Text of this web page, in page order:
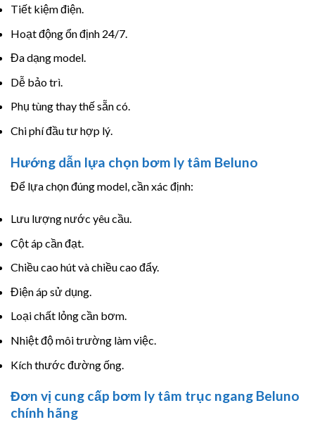
Tiết kiệm điện.
Hoạt động ổn định 24/7.
Đa dạng model.
Dễ bảo trì.
Phụ tùng thay thế sẵn có.
Chi phí đầu tư hợp lý.
Hướng dẫn lựa chọn bơm ly tâm Beluno
Để lựa chọn đúng model, cần xác định:
Lưu lượng nước yêu cầu.
Cột áp cần đạt.
Chiều cao hút và chiều cao đẩy.
Điện áp sử dụng.
Loại chất lỏng cần bơm.
Nhiệt độ môi trường làm việc.
Kích thước đường ống.
Đơn vị cung cấp bơm ly tâm trục ngang Beluno
chính hãng